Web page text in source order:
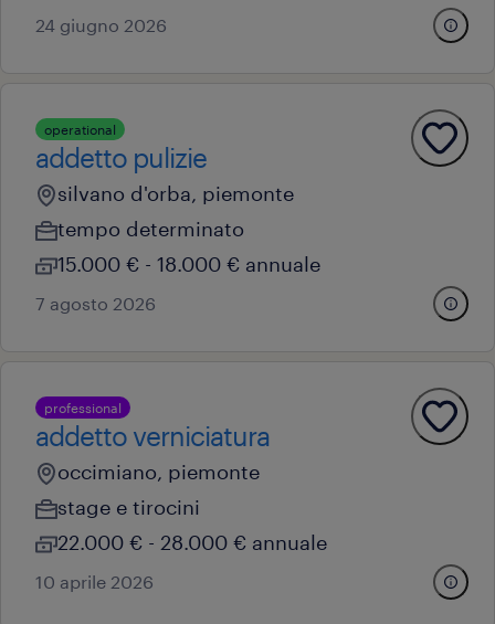
24 giugno 2026
operational
addetto pulizie
silvano d'orba, piemonte
tempo determinato
15.000 € - 18.000 € annuale
7 agosto 2026
professional
addetto verniciatura
occimiano, piemonte
stage e tirocini
22.000 € - 28.000 € annuale
10 aprile 2026